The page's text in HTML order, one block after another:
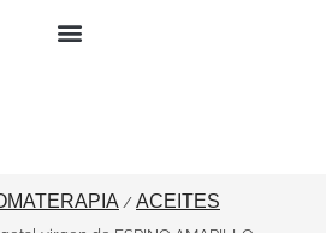
/ ACEITES